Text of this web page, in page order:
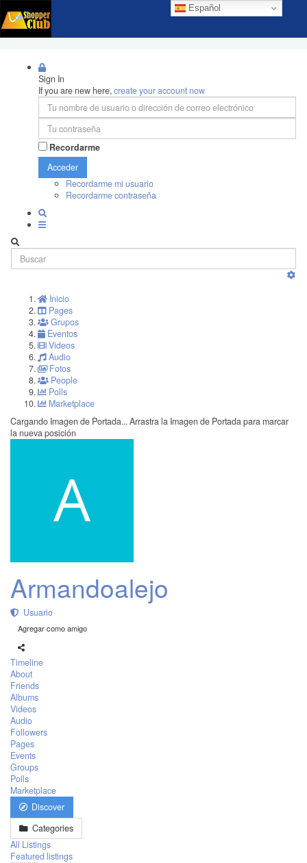
Español
Sign In
If you are new here,create your account now
Recordarme
Acceder
Recordarme mi usuario
Recordarme contraseña
Inicio
Pages
Grupos
Eventos
Videos
Audio
Fotos
People
Polls
Marketplace
Cargando Imagen de Portada... Arrastra la Imagen de Portada para marcar
la nueva posición
Armandoalejo
Usuario
Agregar como amigo
Timeline
About
Friends
Albums
Videos
Audio
Followers
Pages
Events
Groups
Polls
Marketplace
Discover
Categories
All Listings
Featured listings